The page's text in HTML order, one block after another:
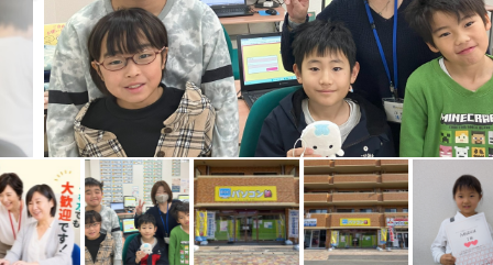
無料体験に申し込む
0120-868-003
受付時間／9:00〜18:00 土日祝休み